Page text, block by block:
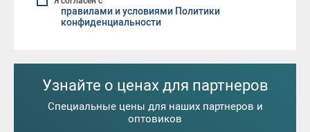
правилами и условиями Политики
конфиденциальности
Узнайте о ценах для партнеров
Специальные цены для наших партнеров и
оптовиков